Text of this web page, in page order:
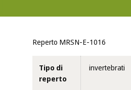
Reperto MRSN-E-1016
Tipo di
reperto
invertebrati